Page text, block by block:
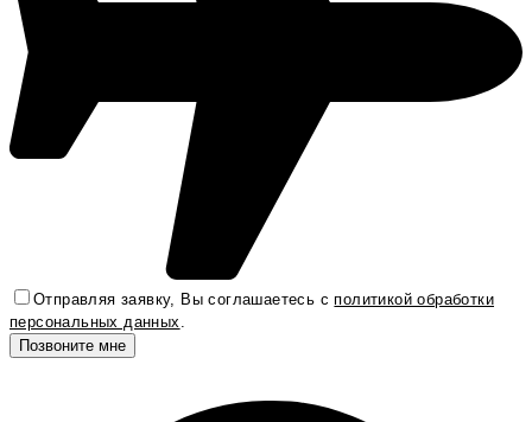
Отправляя заявку, Вы соглашаетесь сполитикой обработки
персональных данных.